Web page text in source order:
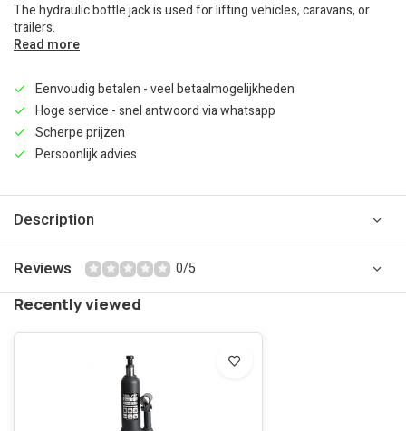
The hydraulic bottle jack is used for lifting vehicles, caravans, or
trailers.
Read more
Eenvoudig betalen - veel betaalmogelijkheden
Hoge service - snel antwoord via whatsapp
Scherpe prijzen
Persoonlijk advies
Description
Reviews 0/5
Recently viewed